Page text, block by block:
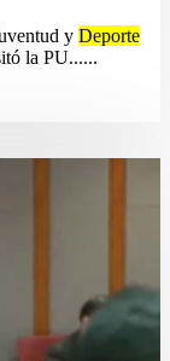
y Deporte
la PU......